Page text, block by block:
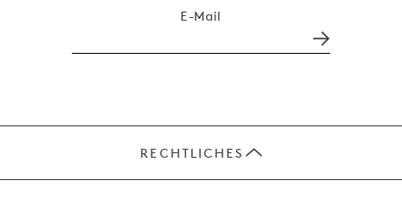
E-Mail
RECHTLICHES